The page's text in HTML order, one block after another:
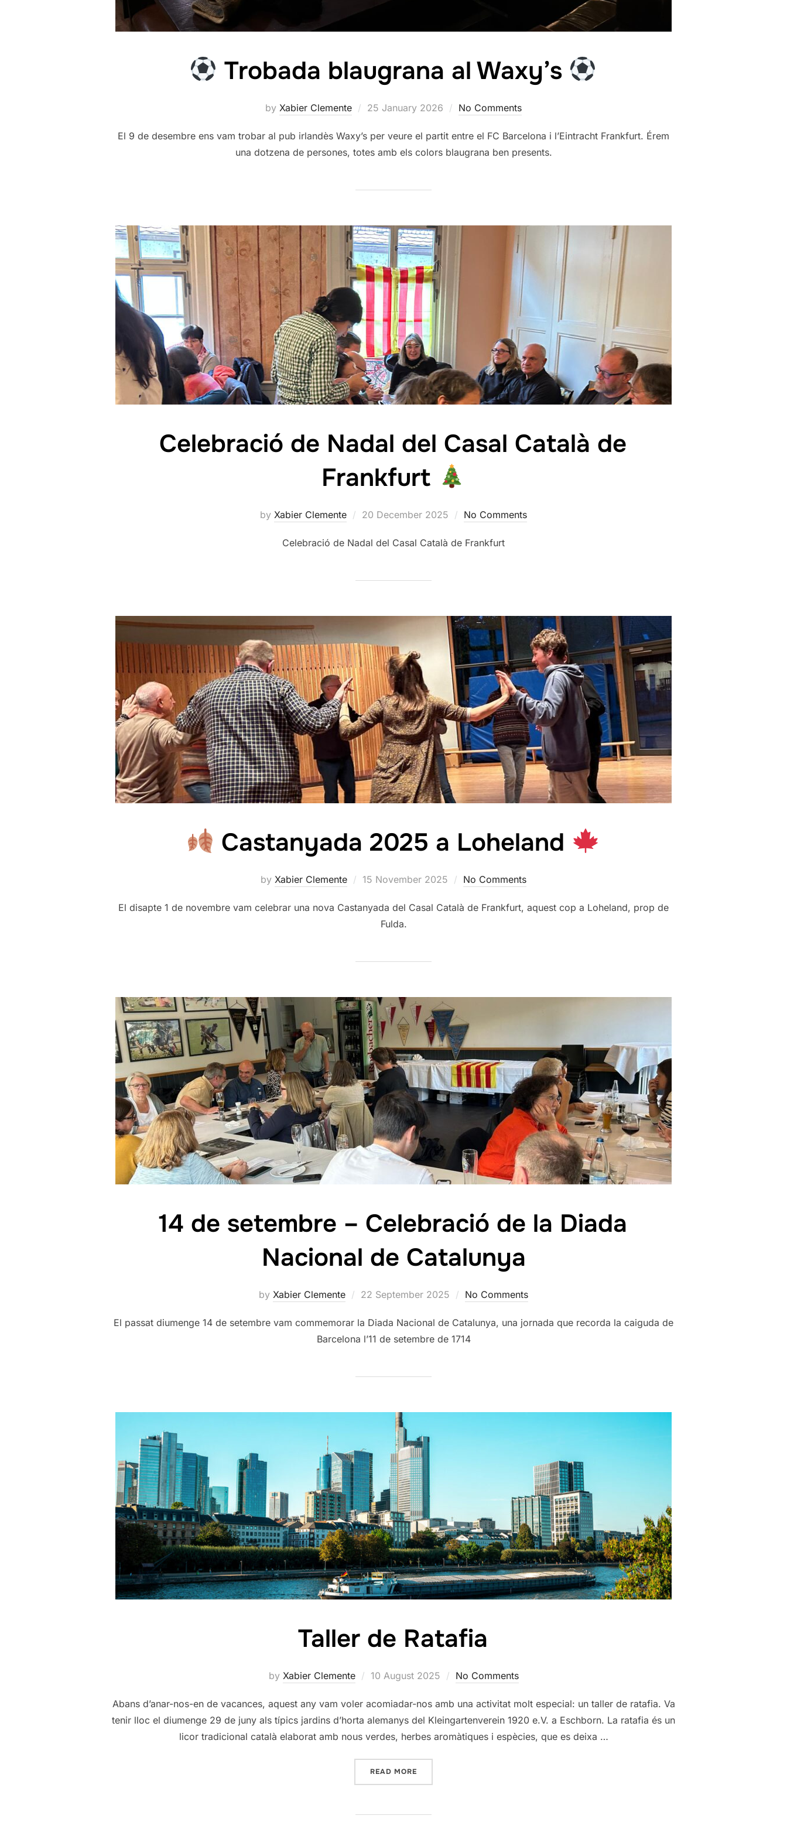
Trobada blaugrana al Waxy’s
by Xabier Clemente
Posted
25 January 2026 No Comments
El 9 de desembre ens vam trobar al pub irlandès Waxy’s per veure el partit entre el FC Barcelona i l’Eintracht Frankfurt. Érem
una dotzena de persones, totes amb els colors blaugrana ben presents.
Celebració de Nadal del Casal Català de
Frankfurt
by Xabier Clemente
Posted
20 December 2025 No Comments
Celebració de Nadal del Casal Català de Frankfurt
Castanyada 2025 a Loheland
by Xabier Clemente
Posted
15 November 2025 No Comments
El disapte 1 de novembre vam celebrar una nova Castanyada del Casal Català de Frankfurt, aquest cop a Loheland, prop de
Fulda.
14 de setembre – Celebració de la Diada
Nacional de Catalunya
by Xabier Clemente
Posted
22 September 2025 No Comments
El passat diumenge 14 de setembre vam commemorar la Diada Nacional de Catalunya, una jornada que recorda la caiguda de
Barcelona l’11 de setembre de 1714
Taller de Ratafia
by Xabier Clemente
Posted
10 August 2025 No Comments
Abans d’anar-nos-en de vacances, aquest any vam voler acomiadar-nos amb una activitat molt especial: un taller de ratafia. Va
tenir lloc el diumenge 29 de juny als típics jardins d’horta alemanys del Kleingartenverein 1920 e.V. a Eschborn. La ratafia és un
licor tradicional català elaborat amb nous verdes, herbes aromàtiques i espècies, que es deixa …
READ MORE